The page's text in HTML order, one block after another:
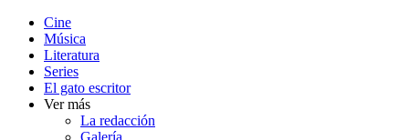
Cine
Música
Literatura
Series
El gato escritor
Ver más
La redacción
Galería